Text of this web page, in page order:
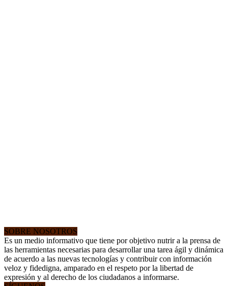
SOBRE NOSOTROS
Es un medio informativo que tiene por objetivo nutrir a la prensa de
las herramientas necesarias para desarrollar una tarea ágil y dinámica
de acuerdo a las nuevas tecnologías y contribuir con información
veloz y fidedigna, amparado en el respeto por la libertad de
expresión y al derecho de los ciudadanos a informarse.